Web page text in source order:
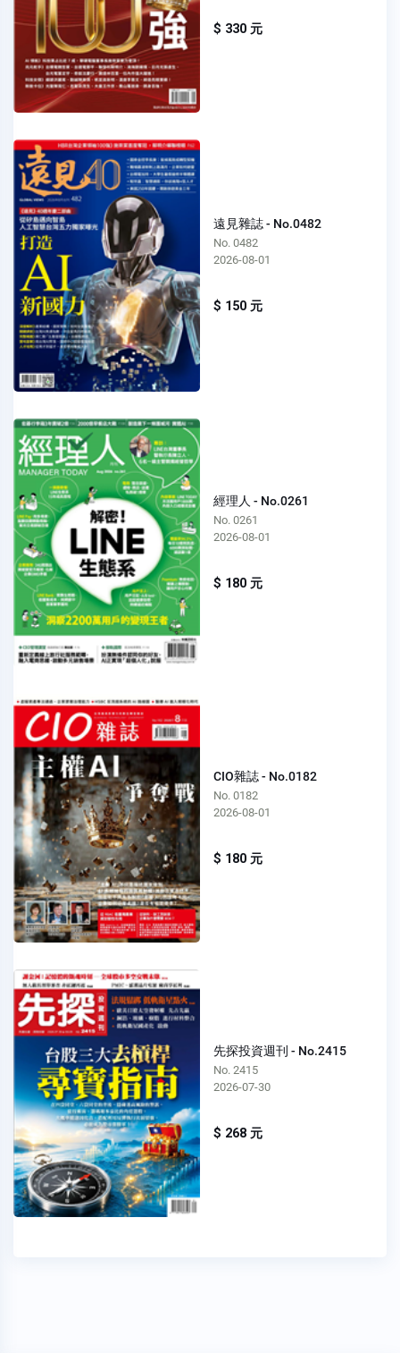
$ 330 元
遠見雜誌 - No.0482
No. 0482
2026-08-01
$ 150 元
經理人 - No.0261
No. 0261
2026-08-01
$ 180 元
CIO雜誌 - No.0182
No. 0182
2026-08-01
$ 180 元
先探投資週刊 - No.2415
No. 2415
2026-07-30
$ 268 元